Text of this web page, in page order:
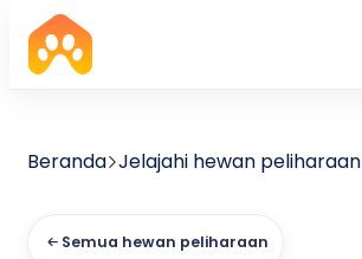
Beranda Jelajahi hewan peliharaan
Semua hewan peliharaan